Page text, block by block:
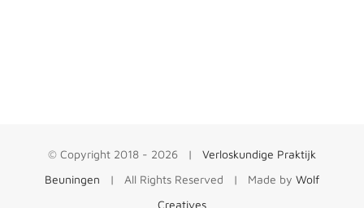
© Copyright 2018 - 2026 | Verloskundige Praktijk
Beuningen | All Rights Reserved | Made by Wolf
Creatives